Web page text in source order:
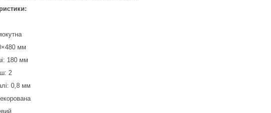
мм
180 мм
2
0,8 мм